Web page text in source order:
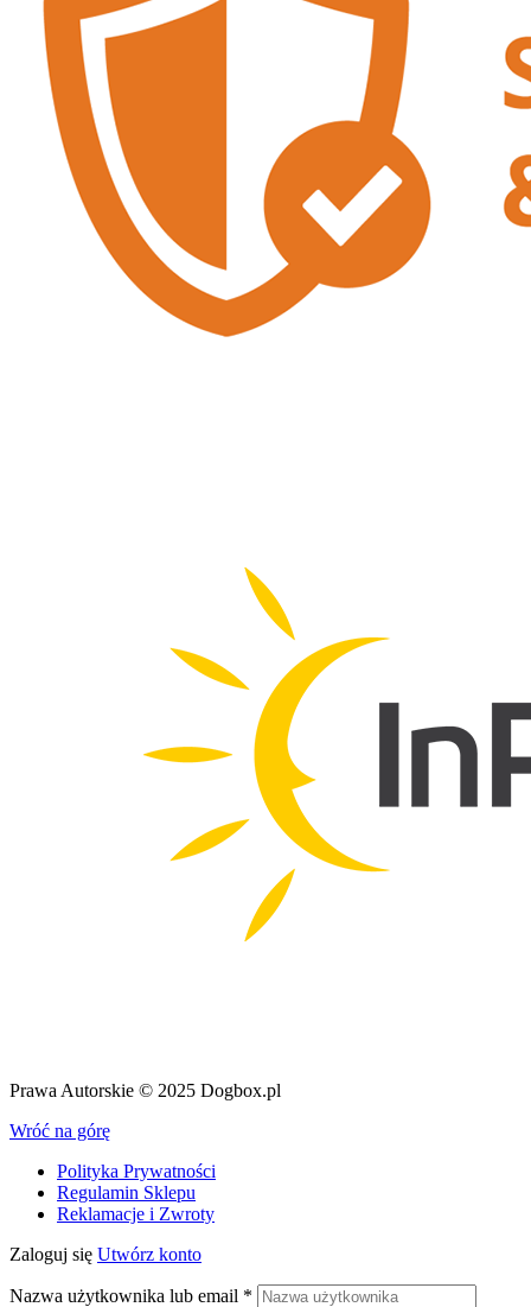
Prawa Autorskie © 2025 Dogbox.pl
Wróć na górę
Polityka Prywatności
Regulamin Sklepu
Reklamacje i Zwroty
Zaloguj się Utwórz konto
Nazwa użytkownika lub email *